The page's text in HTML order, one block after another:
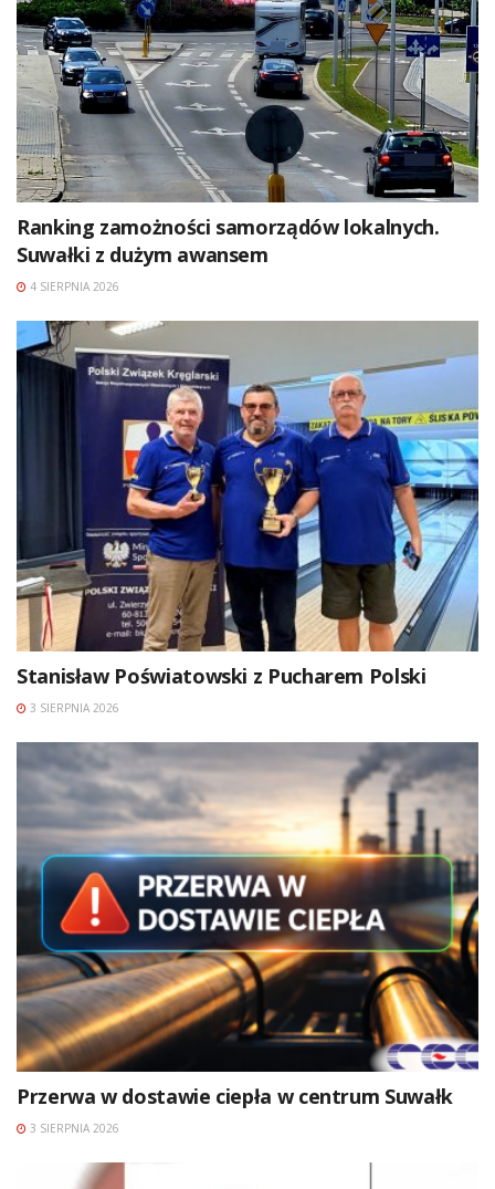
Ranking zamożności samorządów lokalnych.
Suwałki z dużym awansem
4 SIERPNIA 2026
Stanisław Poświatowski z Pucharem Polski
3 SIERPNIA 2026
Przerwa w dostawie ciepła w centrum Suwałk
3 SIERPNIA 2026